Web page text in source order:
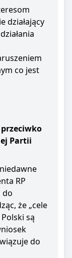
działający
co jest
Partii
RP
do
że „cele
są
do